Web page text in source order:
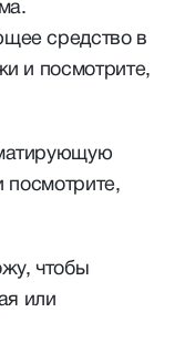
средство в
и посмотрите,
посмотрите,
чтобы
или